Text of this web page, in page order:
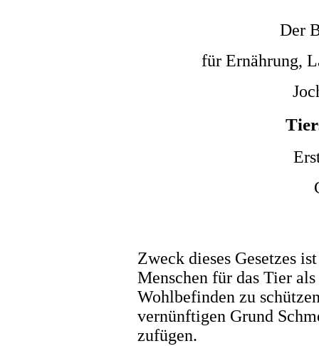
Der
für Ernährung,
Zweck dieses Gesetzes
Menschen für das Tier
Wohlbefinden zu
vernünftigen Grund
zufügen.